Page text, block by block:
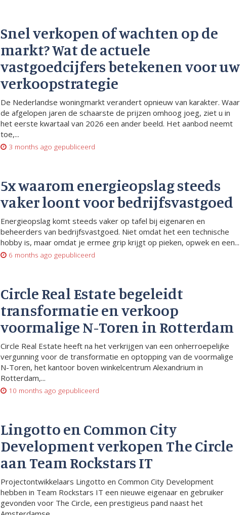
Snel verkopen of wachten op de
markt? Wat de actuele
vastgoedcijfers betekenen voor uw
verkoopstrategie
De Nederlandse woningmarkt verandert opnieuw van karakter. Waar
de afgelopen jaren de schaarste de prijzen omhoog joeg, ziet u in
het eerste kwartaal van 2026 een ander beeld. Het aanbod neemt
toe,...
3 months ago gepubliceerd
5x waarom energieopslag steeds
vaker loont voor bedrijfsvastgoed
Energieopslag komt steeds vaker op tafel bij eigenaren en
beheerders van bedrijfsvastgoed. Niet omdat het een technische
hobby is, maar omdat je ermee grip krijgt op pieken, opwek en een...
6 months ago gepubliceerd
Circle Real Estate begeleidt
transformatie en verkoop
voormalige N-Toren in Rotterdam
Circle Real Estate heeft na het verkrijgen van een onherroepelijke
vergunning voor de transformatie en optopping van de voormalige
N-Toren, het kantoor boven winkelcentrum Alexandrium in
Rotterdam,...
10 months ago gepubliceerd
Lingotto en Common City
Development verkopen The Circle
aan Team Rockstars IT
Projectontwikkelaars Lingotto en Common City Development
hebben in Team Rockstars IT een nieuwe eigenaar en gebruiker
gevonden voor The Circle, een prestigieus pand naast het